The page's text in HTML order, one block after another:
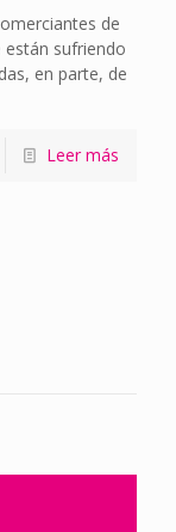
de
sufriendo
en parte, de
Leer más